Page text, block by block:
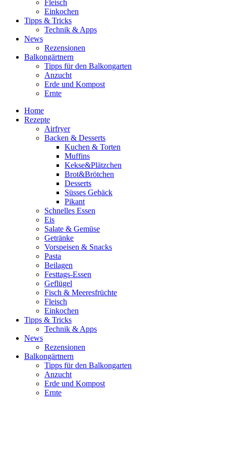
Fleisch
Einkochen
Tipps & Tricks
Technik & Apps
News
Rezensionen
Balkongärtnern
Tipps für den Balkongarten
Anzucht
Erde und Kompost
Ernte
Home
Rezepte
Airfryer
Backen & Desserts
Kuchen & Torten
Muffins
Kekse&Plätzchen
Brot&Brötchen
Desserts
Süsses Gebäck
Pikant
Schnelles Essen
Eis
Salate & Gemüse
Getränke
Vorspeisen & Snacks
Pasta
Beilagen
Festtags-Essen
Geflügel
Fisch & Meeresfrüchte
Fleisch
Einkochen
Tipps & Tricks
Technik & Apps
News
Rezensionen
Balkongärtnern
Tipps für den Balkongarten
Anzucht
Erde und Kompost
Ernte